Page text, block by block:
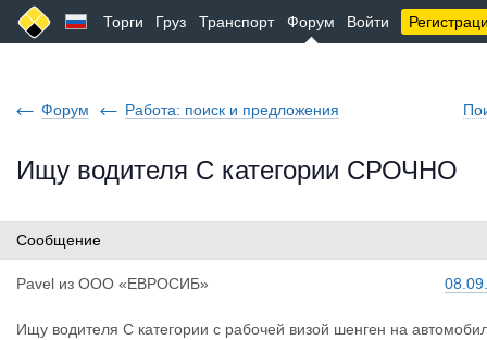
Торги Груз Транспорт Форум Войти
Форум Работа: поиск и предложения
Ищу водителя С категории СРОЧНО
Сообщение
Pavel из ООО «ЕВРОСИБ»
Ищу водителя С категории с рабочей визой шенген на